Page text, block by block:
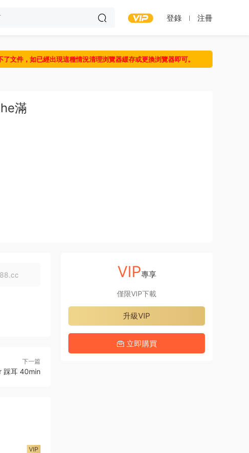
登錄 注冊
文件，如已經出現這種情況清理浏覽器緩存或更換浏覽器即可。
滿
下一篇
踩耳 40min
VIP
VIP專享
僅限VIP下載
升級VIP
立即購買